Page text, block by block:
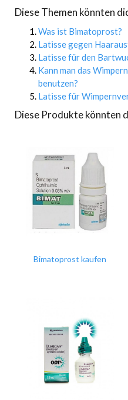
Diese Themen könnten
Was ist Bimatoprost?
Latisse gegen
Latisse für den
Kann man das
benutzen?
Latisse für
Diese Produkte könnten
Bimatoprost kaufen